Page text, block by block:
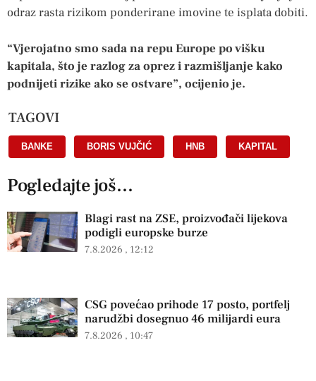
odraz rasta rizikom ponderirane imovine te isplata dobiti.
“Vjerojatno smo sada na repu Europe po višku
kapitala, što je razlog za oprez i razmišljanje kako
podnijeti rizike ako se ostvare”, ocijenio je.
TAGOVI
BANKE BORIS VUJČIĆ HNB KAPITAL
Pogledajte još...
Blagi rast na ZSE, proizvođači lijekova
podigli europske burze
7.8.2026 12:12
CSG povećao prihode 17 posto, portfelj
narudžbi dosegnuo 46 milijardi eura
7.8.2026 10:47